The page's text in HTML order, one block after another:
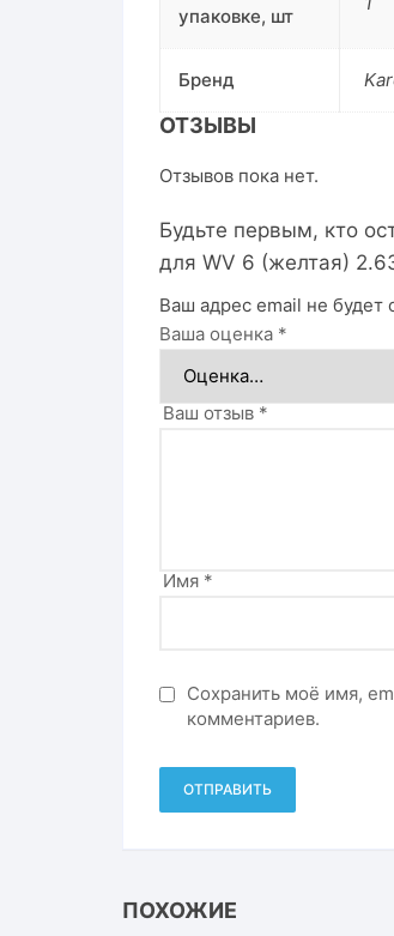
упаковке, шт
Бренд
ОТЗЫВЫ
Отзывов пока нет.
Будьте первым, кто
для WV 6 (желтая)
Ваш адрес email не будет
Ваша оценка *
Ваш отзыв *
Имя *
Сохранить моё имя,
комментариев.
ПОХОЖИЕ